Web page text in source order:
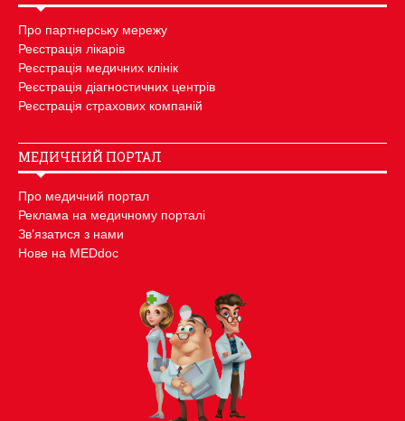
Про партнерську мережу
Реєстрація лікарів
Реєстрація медичних клінік
Реєстрація діагностичних центрів
Реєстрація страхових компаній
МЕДИЧНИЙ ПОРТАЛ
Про медичний портал
Реклама на медичному порталі
Зв’язатися з нами
Нове на MEDdoc